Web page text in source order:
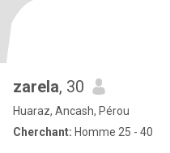
zarela, 30
Huaraz, Ancash, Pérou
Cherchant: Homme 25 - 40